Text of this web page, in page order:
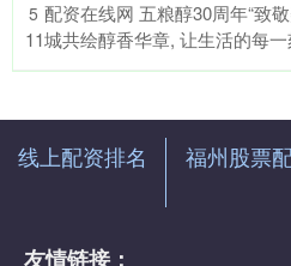
5 配资在线网 五粮醇30周年“致
11城共绘醇香华章, 让生活的每一
线上配资排名 福州股票
友情链接：